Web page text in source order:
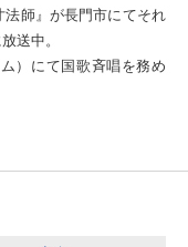
師』が長門市にてそれ
送中。
）にて国歌斉唱を務め